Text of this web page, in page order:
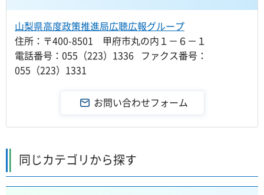
山梨県高度政策推進局広聴広報グループ
住所：〒400-8501 甲府市丸の内１－６－１
電話番号：055（223）1336 ファクス番号：
055（223）1331
同じカテゴリから探す